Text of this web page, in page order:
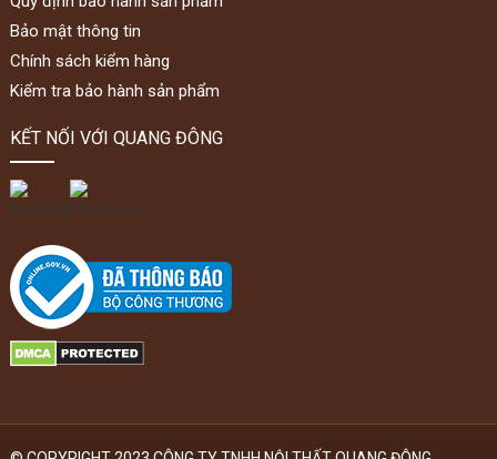
Bảo mật thông tin
Chính sách kiểm hàng
Kiểm tra bảo hành sản phẩm
KẾT NỐI VỚI QUANG ĐÔNG